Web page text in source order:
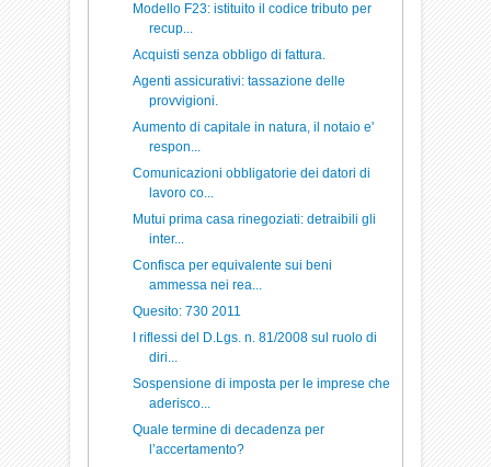
Modello F23: istituito il codice tributo per
recup...
Acquisti senza obbligo di fattura.
Agenti assicurativi: tassazione delle
provvigioni.
Aumento di capitale in natura, il notaio e'
respon...
Comunicazioni obbligatorie dei datori di
lavoro co...
Mutui prima casa rinegoziati: detraibili gli
inter...
Confisca per equivalente sui beni
ammessa nei rea...
Quesito: 730 2011
I riflessi del D.Lgs. n. 81/2008 sul ruolo di
diri...
Sospensione di imposta per le imprese che
aderisco...
Quale termine di decadenza per
l’accertamento?